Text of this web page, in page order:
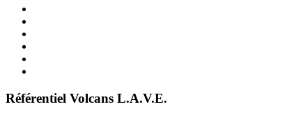
Référentiel Volcans L.A.V.E.